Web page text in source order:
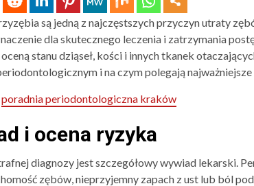
są jedną z najczęstszych przyczyn utraty
dla skutecznego leczenia i zatrzymania
stanu dziąseł, kości i innych tkanek
i na czym polegają najważniejsze
poradnia periodontologiczna kraków
i ocena ryzyka
diagnozy jest szczegółowy wywiad lekarski.
zębów, nieprzyjemny zapach z ust lub ból